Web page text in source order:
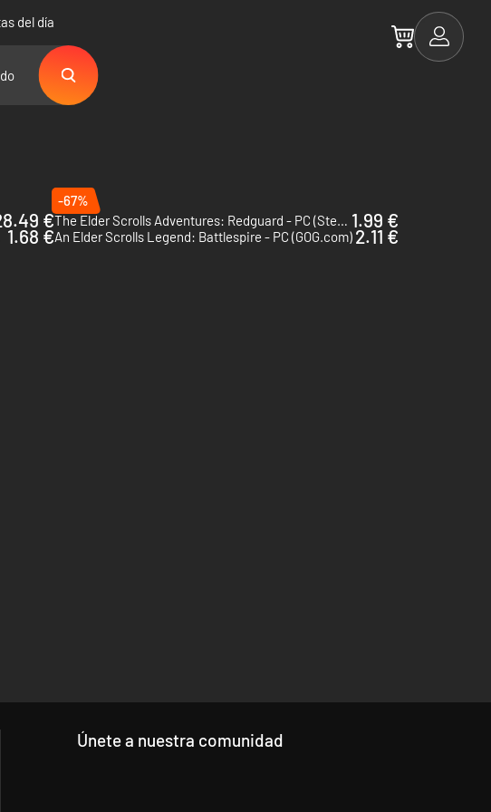
del día
€
-67%
The Elder Scrolls Adventures: Redguard - PC (Steam) 1.99 €
1.68 €An Elder Scrolls Legend: Battlespire - PC (GOG.com) 2.11 €
Únete a nuestra comunidad